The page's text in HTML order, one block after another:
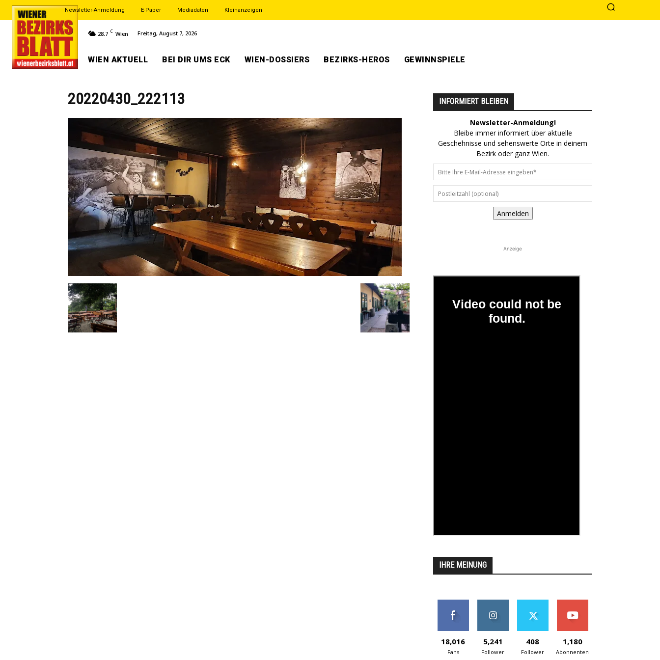
Newsletter-Anmeldung E-Paper Mediadaten Kleinanzeigen
28.7 C Wien Freitag, August 7, 2026
WIEN AKTUELL BEI DIR UMS ECK WIEN-DOSSIERS BEZIRKS-HEROS GEWINNSPIELE
20220430_222113 INFORMIERT BLEIBEN
Newsletter-Anmeldung!
Bleibe immer informiert über aktuelle
Geschehnisse und sehenswerte Orte in deinem
Bezirk oder ganz Wien.
Anmelden
Anzeige
IHRE MEINUNG
18,016
Fans
5,241
Follower
408
Follower
1,180
Abonnenten